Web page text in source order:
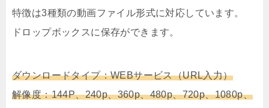
特徴は3種類の動画ファイル形式に対応しています。
ドロップボックスに保存ができます。
ダウンロードタイプ：WEBサービス（URL入力）
解像度：144P、240p、360p、480p、720p、1080p、